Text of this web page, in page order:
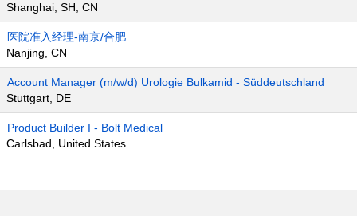
Shanghai, SH, CN
医院准入经理-南京/合肥
Nanjing, CN
Account Manager (m/w/d) Urologie Bulkamid - Süddeutschland
Stuttgart, DE
Product Builder I - Bolt Medical
Carlsbad, United States